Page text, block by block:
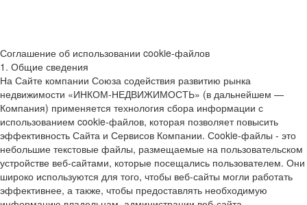
Соглашение об использовании cookie-файлов
1. Общие сведения
На Сайте компании Союза содействия развитию рынка
недвижимости «ИНКОМ-НЕДВИЖИМОСТЬ» (в дальнейшем —
Компания) применяется технология сбора информации с
использованием cookie-файлов, которая позволяет повысить
эффективность Сайта и Сервисов Компании. Сookie-файлы - это
небольшие текстовые файлы, размещаемые на пользовательском
устройстве веб-сайтами, которые посещались пользователем. Они
широко используются для того, чтобы веб-сайты могли работать
эффективнее, а также, чтобы предоставлять необходимую